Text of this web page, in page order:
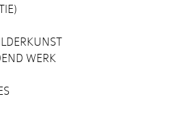
WERK